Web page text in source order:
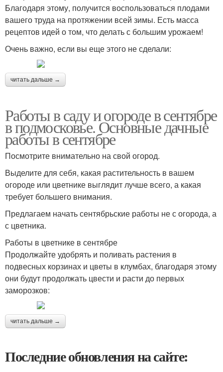
Благодаря этому, получится воспользоваться плодами
вашего труда на протяжении всей зимы. Есть масса
рецептов идей о том, что делать с большим урожаем!
Очень важно, если вы еще этого не сделали:
читать дальше →
Работы в саду и огороде в сентябре
в подмосковье. Основные дачные
работы в сентябре
Посмотрите внимательно на свой огород.
Выделите для себя, какая растительность в вашем
огороде или цветнике выглядит лучше всего, а какая
требует большего внимания.
Предлагаем начать сентябрьские работы не с огорода, а
с цветника.
Работы в цветнике в сентябре
Продолжайте удобрять и поливать растения в
подвесных корзинах и цветы в клумбах, благодаря этому
они будут продолжать цвести и расти до первых
заморозков:
читать дальше →
Последние обновления на сайте: